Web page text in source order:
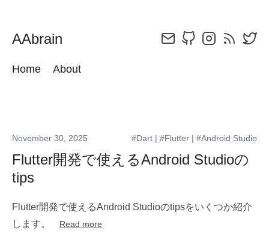
AAbrain
Home About
#Dart | #Flutter | #Android Studio
November 30, 2025
Flutter開発で使えるAndroid Studioの
tips
Flutter開発で使えるAndroid Studioのtipsをいくつか紹介
します。
Read more